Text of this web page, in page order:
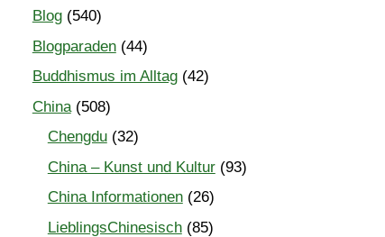
Blog(540)
Blogparaden(44)
Buddhismus im Alltag(42)
China(508)
Chengdu(32)
China – Kunst und Kultur(93)
China Informationen(26)
LieblingsChinesisch(85)